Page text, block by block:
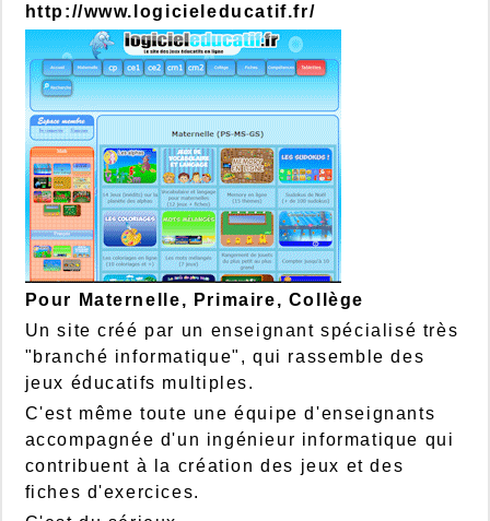
http://www.logicieleducatif.fr/
Pour Maternelle, Primaire, Collège
Un site créé par un enseignant spécialisé très
"branché informatique", qui rassemble des
jeux éducatifs multiples.
C'est même toute une équipe d'enseignants
accompagnée d'un ingénieur informatique qui
contribuent à la création des jeux et des
fiches d'exercices.